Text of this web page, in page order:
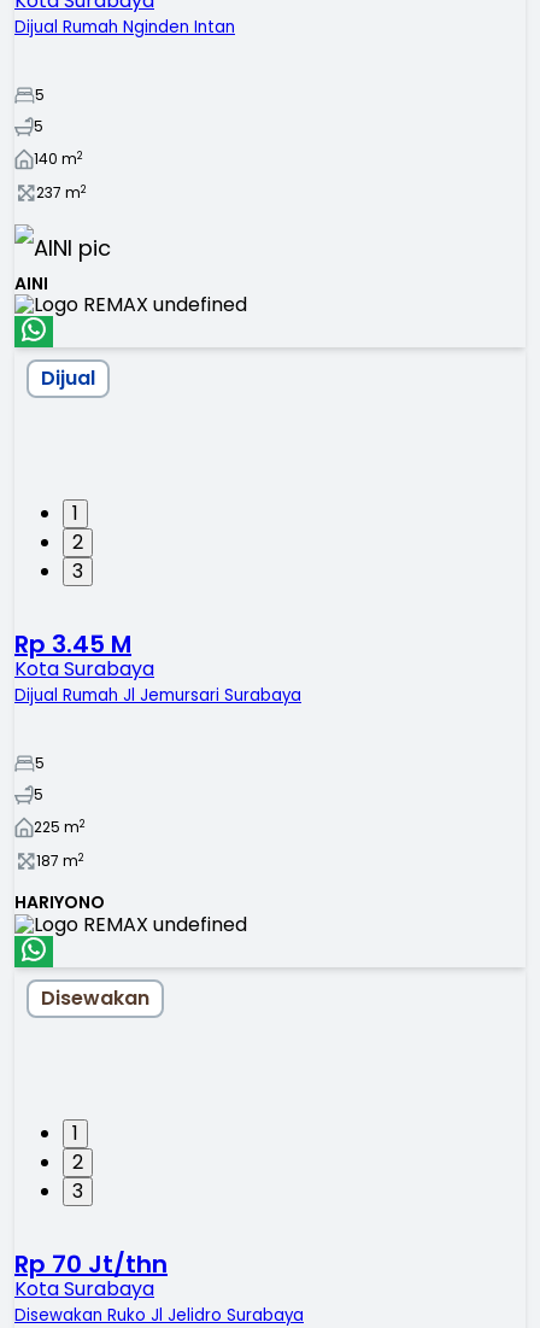
Dijual Rumah Nginden Intan
5
5
140 m2
237 m2
AINI
1
2
3
Dijual
Rp 3.45 M
Kota Surabaya
Dijual Rumah Jl Jemursari Surabaya
5
5
225 m2
187 m2
HARIYONO
1
2
3
Disewakan
Rp 70 Jt/thn
Kota Surabaya
Disewakan Ruko Jl Jelidro Surabaya